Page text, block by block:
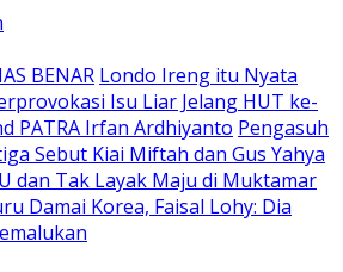
BENAR Londo Ireng itu Nyata
Isu Liar Jelang HUT ke-
PATRA Irfan Ardhiyanto Pengasuh
Sebut Kiai Miftah dan Gus Yahya
dan Tak Layak Maju di Muktamar
Damai Korea, Faisal Lohy: Dia